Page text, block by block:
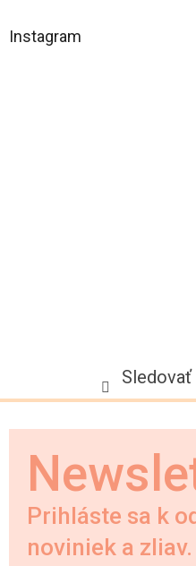
á
Instagram
Sledovať
Prihláste sa k
noviniek a zliav.